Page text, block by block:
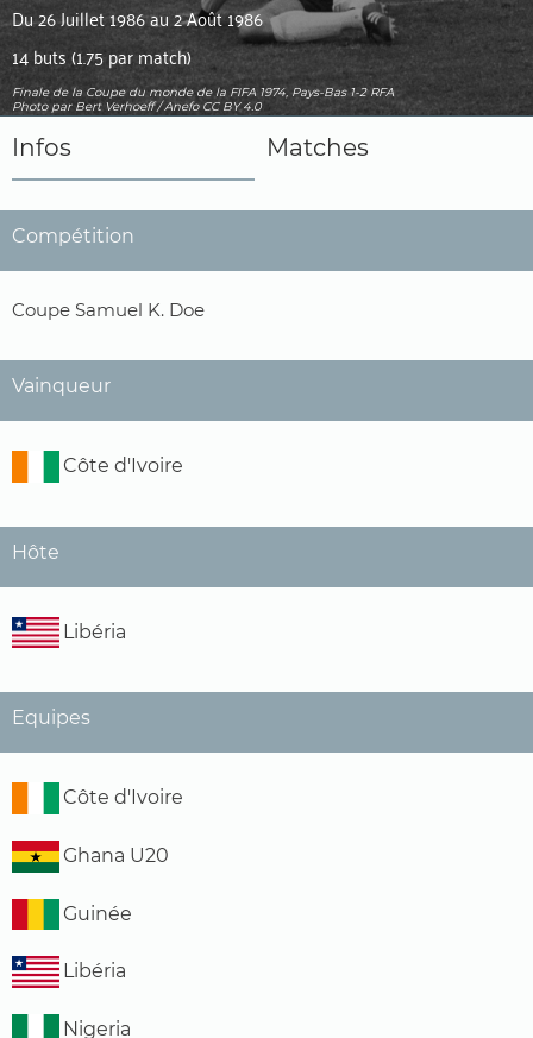
Du 26 Juillet 1986 au 2 Août 1986
14 buts (1.75 par match)
Finale de la Coupe du monde de la FIFA 1974, Pays-Bas 1-2 RFA
Photopar Bert Verhoeff / Anefo CC BY 4.0
Infos Matches
Compétition
Coupe Samuel K. Doe
Vainqueur
Côte d'Ivoire
Hôte
Libéria
Equipes
Côte d'Ivoire
Ghana U20
Guinée
Libéria
Nigeria